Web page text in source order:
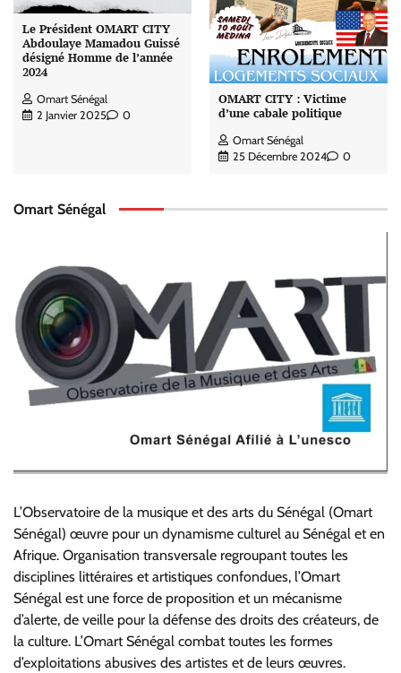
Le Président OMART CITY
Abdoulaye Mamadou Guissé
désigné Homme de l’année
2024
Omart Sénégal
2 Janvier 2025
0
OMART CITY : Victime
d’une cabale politique
Omart Sénégal
25 Décembre 2024
0
Omart Sénégal
L’Observatoire de la musique et des arts du Sénégal (Omart
Sénégal) œuvre pour un dynamisme culturel au Sénégal et en
Afrique. Organisation transversale regroupant toutes les
disciplines littéraires et artistiques confondues, l’Omart
Sénégal est une force de proposition et un mécanisme
d’alerte, de veille pour la défense des droits des créateurs, de
la culture. L’Omart Sénégal combat toutes les formes
d’exploitations abusives des artistes et de leurs œuvres.